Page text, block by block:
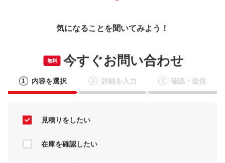
気になることを聞いてみよう！
無料 今すぐお問い合わせ
1 内容を選択 2 詳細を入力 3 確認・送信
見積りをしたい
在庫を確認したい